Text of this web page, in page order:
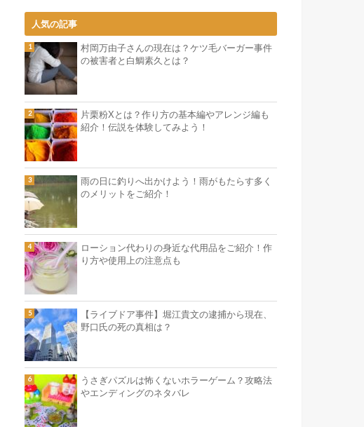
人気の記事
村岡万由子さんの現在は？ケツ毛バーガー事件
の被害者と白鯛素久とは？
片栗粉Xとは？作り方の基本編やアレンジ編も
紹介！伝説を体験してみよう！
雨の日に釣りへ出かけよう！雨がもたらす多く
のメリットをご紹介！
ローション代わりの身近な代用品をご紹介！作
り方や使用上の注意点も
【ライブドア事件】堀江貴文の逮捕から現在、
野口氏の死の真相は？
うさぎパズルは怖くないホラーゲーム？攻略法
やエンディングのネタバレ